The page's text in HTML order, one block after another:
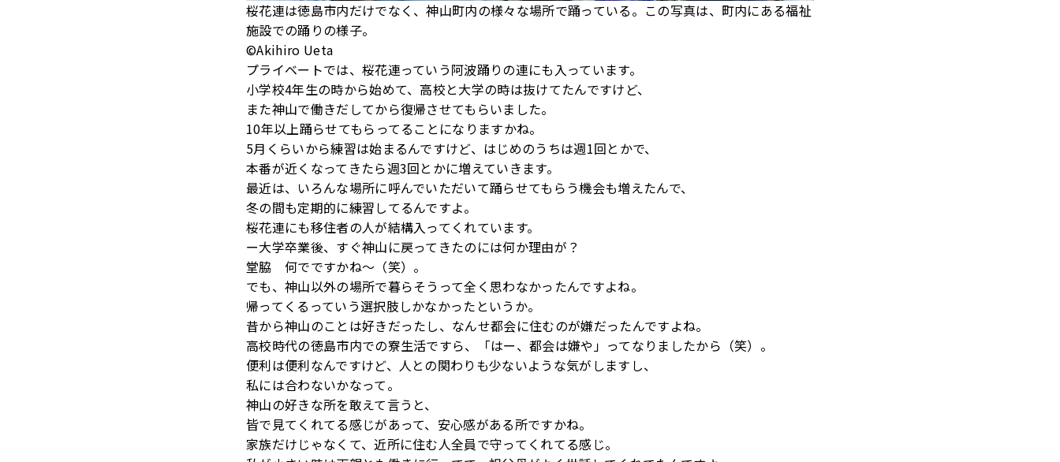
桜花連は徳島市内だけでなく、神山町内の様々な場所で踊っている。この写真は、町内にある福祉
施設での踊りの様子。
©Akihiro Ueta
プライベートでは、桜花連っていう阿波踊りの連にも入っています。
小学校4年生の時から始めて、高校と大学の時は抜けてたんですけど、
また神山で働きだしてから復帰させてもらいました。
10年以上踊らせてもらってることになりますかね。
5月くらいから練習は始まるんですけど、はじめのうちは週1回とかで、
本番が近くなってきたら週3回とかに増えていきます。
最近は、いろんな場所に呼んでいただいて踊らせてもらう機会も増えたんで、
冬の間も定期的に練習してるんですよ。
桜花連にも移住者の人が結構入ってくれています。
ー大学卒業後、すぐ神山に戻ってきたのには何か理由が？
堂脇 何でですかね～（笑）。
でも、神山以外の場所で暮らそうって全く思わなかったんですよね。
帰ってくるっていう選択肢しかなかったというか。
昔から神山のことは好きだったし、なんせ都会に住むのが嫌だったんですよね。
高校時代の徳島市内での寮生活ですら、「はー、都会は嫌や」ってなりましたから（笑）。
便利は便利なんですけど、人との関わりも少ないような気がしますし、
私には合わないかなって。
神山の好きな所を敢えて言うと、
皆で見てくれてる感じがあって、安心感がある所ですかね。
家族だけじゃなくて、近所に住む人全員で守ってくれてる感じ。